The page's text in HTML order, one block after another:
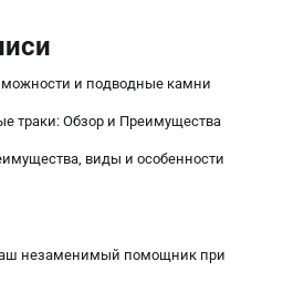
и подводные камни
траки: Обзор и Преимущества
виды и особенности
незаменимый помощник при